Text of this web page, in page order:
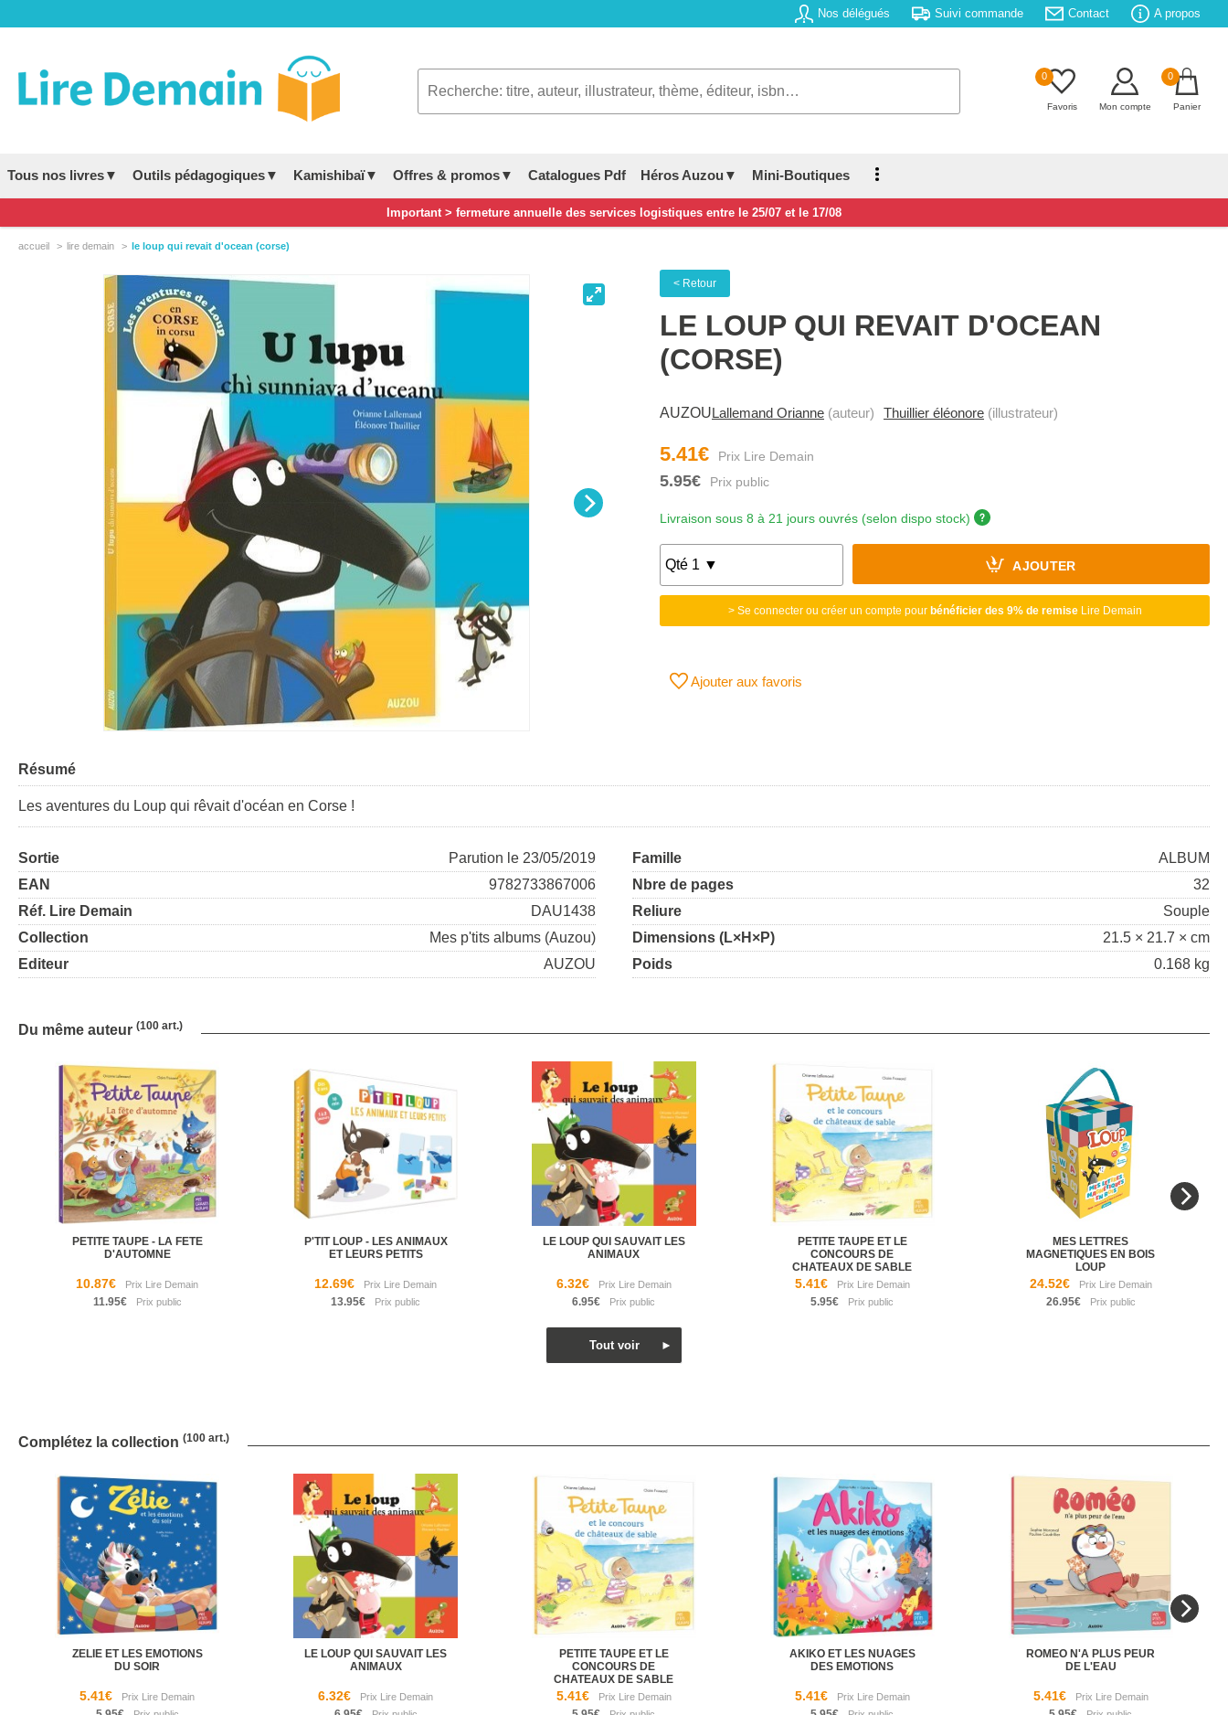
Nos délégués Suivi commande Contact A propos
0
Favoris Mon compte
0
Panier
Tous nos livres▼ Outils pédagogiques▼ Kamishibaï▼ Offres & promos▼ Catalogues Pdf Héros Auzou▼ Mini-Boutiques
Important > fermeture annuelle des services logistiques entre le 25/07 et le 17/08
accueil lire demain le loup qui revait d'ocean (corse)
< Retour
LE LOUP QUI REVAIT D'OCEAN
(CORSE)
AUZOULallemand Orianne (auteur) Thuillier éléonore (illustrateur)
5.41€
5.95€
Livraison sous 8 à 21 jours ouvrés (selon dispo stock)
AJOUTER
> Se connecter ou créer un compte pour bénéficier des 9% de remiseLire Demain
Ajouter aux favoris
Résumé
Les aventures du Loup qui rêvait d'océan en Corse !
Sortie
Parution le 23/05/2019
EAN
9782733867006
Réf. Lire Demain
DAU1438
Collection
Mes p'tits albums (Auzou)
Editeur
AUZOU
Famille
ALBUM
Nbre de pages
32
Reliure
Souple
Dimensions (L×H×P)
21.5 × 21.7 × cm
Poids
0.168 kg
Du même auteur (100 art.)
PETITE TAUPE - LA FETE
D'AUTOMNE
10.87€
11.95€
P'TIT LOUP - LES ANIMAUX
ET LEURS PETITS
12.69€
13.95€
LE LOUP QUI SAUVAIT LES
ANIMAUX
6.32€
6.95€
PETITE TAUPE ET LE
CONCOURS DE
CHATEAUX DE SABLE
5.41€
5.95€
MES LETTRES
MAGNETIQUES EN BOIS
LOUP
24.52€
26.95€
Complétez la collection (100 art.)
ZELIE ET LES EMOTIONS
DU SOIR
5.41€
LE LOUP QUI SAUVAIT LES
ANIMAUX
6.32€
PETITE TAUPE ET LE
CONCOURS DE
CHATEAUX DE SABLE
5.41€
AKIKO ET LES NUAGES
DES EMOTIONS
5.41€
ROMEO N'A PLUS PEUR
DE L'EAU
5.41€